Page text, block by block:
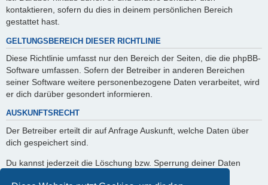
kontaktieren, sofern du dies in deinem persönlichen Bereich
gestattet hast.
GELTUNGSBEREICH DIESER RICHTLINIE
Diese Richtlinie umfasst nur den Bereich der Seiten, die die phpBB-
Software umfassen. Sofern der Betreiber in anderen Bereichen
seiner Software weitere personenbezogene Daten verarbeitet, wird
er dich darüber gesondert informieren.
AUSKUNFTSRECHT
Der Betreiber erteilt dir auf Anfrage Auskunft, welche Daten über
dich gespeichert sind.
Du kannst jederzeit die Löschung bzw. Sperrung deiner Daten